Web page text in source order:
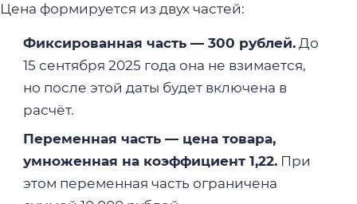
Цена формируется из двух частей:
Фиксированная часть — 300 рублей.До
15 сентября 2025 года она не взимается,
но после этой даты будет включена в
расчёт.
Переменная часть — цена товара,
умноженная на коэффициент 1,22.При
этом переменная часть ограничена